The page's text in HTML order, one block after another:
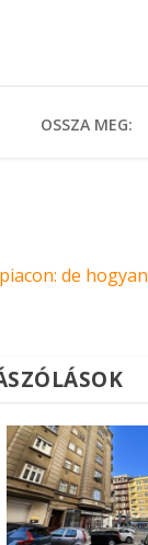
OSSZA MEG:
de hogyan